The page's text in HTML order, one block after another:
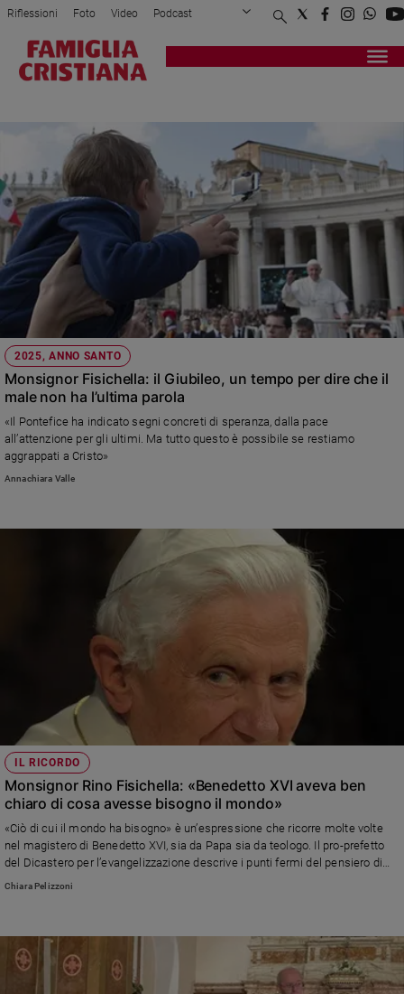
Attualità
Economia
Legalità
e
giustizia
Sport
Interviste
Papa
Papa
Chiesa
Chiesa
Fede
giorno
Società
e
valori
Ambiente
e
Creato
Volontariato
di
valore
Riflessioni Foto Video Podcast
Privacy Policy Chi siamo
Registrati Redazione
2025, ANNO SANTO
Monsignor Fisichella: il Giubileo, un tempo per dire che il
male non ha l’ultima parola
«Il Pontefice ha indicato segni concreti di speranza, dalla pace
all’attenzione per gli ultimi. Ma tutto questo è possibile se restiamo
aggrappati a Cristo»
Annachiara Valle
IL RICORDO
Monsignor Rino Fisichella: «Benedetto XVI aveva ben
chiaro di cosa avesse bisogno il mondo»
«Ciò di cui il mondo ha bisogno» è un’espressione che ricorre molte volte
nel magistero di Benedetto XVI, sia da Papa sia da teologo. Il pro-prefetto
del Dicastero per l’evangelizzazione descrive i punti fermi del pensiero di
papa Ratzinger
Chiara Pelizzoni